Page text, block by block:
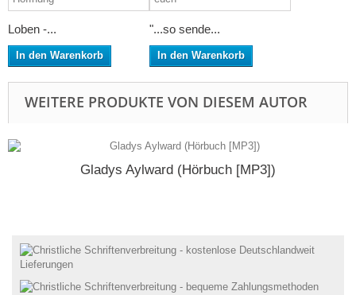
Loben -...
In den Warenkorb
"...so sende...
In den Warenkorb
WEITERE PRODUKTE VON DIESEM AUTOR
Gladys Aylward (Hörbuch [MP3])